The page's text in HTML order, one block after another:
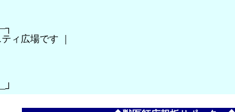
ィ広場です ｜